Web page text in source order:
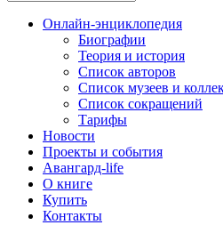
Онлайн-энциклопедия
Биографии
Теория и история
Список авторов
Список музеев и
Список сокращений
Тарифы
Новости
Проекты и события
Авангард-life
О книге
Купить
Контакты